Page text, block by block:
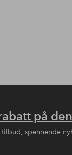
på
spennende